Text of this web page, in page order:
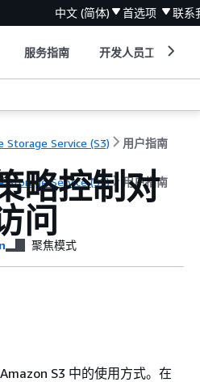
中文 (简体) 首选项 联系
服务指南 开发人员工具
Storage Service (S3) 用户指南
Storage Service (S3) 用户指南
略控制对
问
聚焦模式
S3 中的使用方式。在